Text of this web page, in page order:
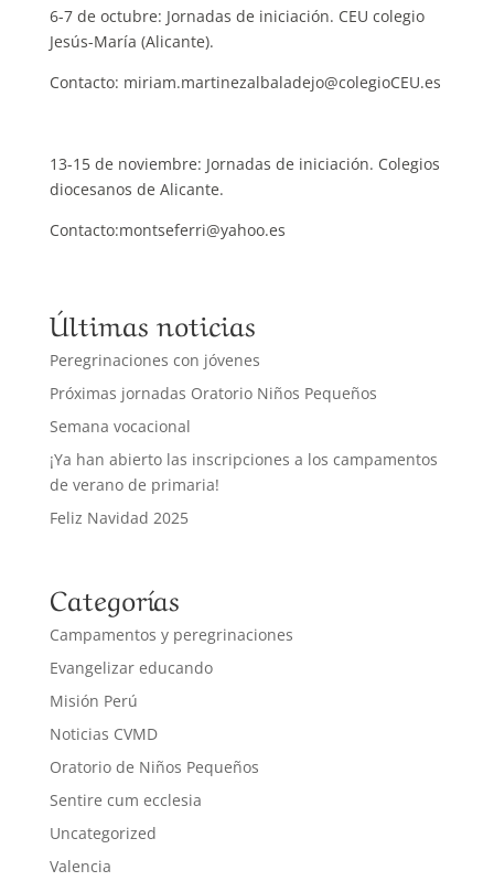
6-7 de octubre: Jornadas de iniciación. CEU colegio
Jesús-María (Alicante).
Contacto: miriam.martinezalbaladejo@colegioCEU.es
13-15 de noviembre: Jornadas de iniciación. Colegios
diocesanos de Alicante.
Contacto:montseferri@yahoo.es
Últimas noticias
Peregrinaciones con jóvenes
Próximas jornadas Oratorio Niños Pequeños
Semana vocacional
¡Ya han abierto las inscripciones a los campamentos
de verano de primaria!
Feliz Navidad 2025
Categorías
Campamentos y peregrinaciones
Evangelizar educando
Misión Perú
Noticias CVMD
Oratorio de Niños Pequeños
Sentire cum ecclesia
Uncategorized
Valencia